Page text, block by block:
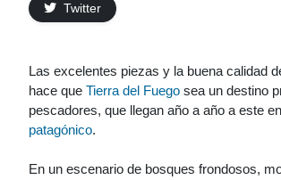
Twitter
Las excelentes piezas y la buena calidad
hace que Tierra del Fuego sea un destino
pescadores, que llegan año a año a este
patagónico.
En un escenario de bosques frondosos,